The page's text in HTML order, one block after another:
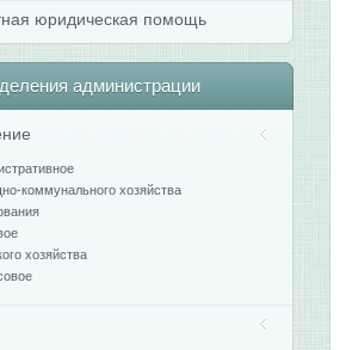
юридическая помощь
администрации
коммунального хозяйства
хозяйства